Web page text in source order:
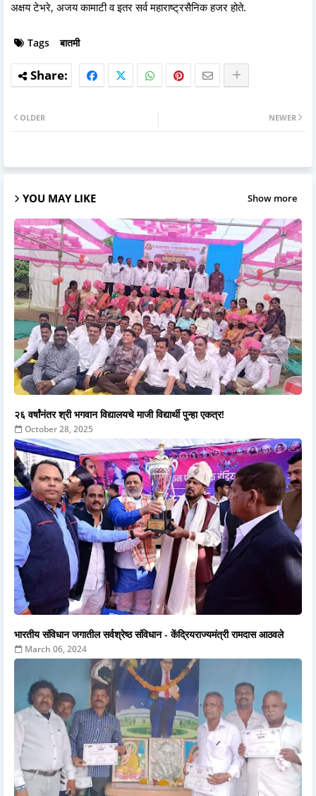
अक्षय टेभरे, अजय कामाटी व इतर सर्व महाराष्ट्रसैनिक हजर होते.
Tags बातमी
NEWER
OLDER
YOU MAY LIKE Show more
२६ वर्षांनंतर श्री भगवान विद्यालयचे माजी विद्यार्थी पुन्हा एकत्र!
October 28, 2025
भारतीय संविधान जगातील सर्वश्रेष्ठ संविधान - केंद्रियराज्यमंत्री रामदास आठवले
March 06, 2024